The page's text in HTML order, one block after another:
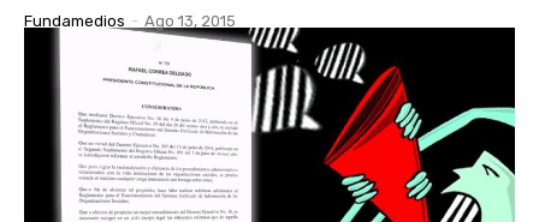
Fundamedios - Ago 13, 2015